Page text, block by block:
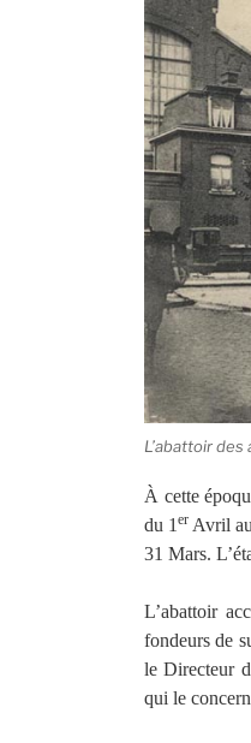
L’abattoir
À cette
du 1er Avril
31 Mars.
L’abattoir
fondeurs de
le Directeur
qui le